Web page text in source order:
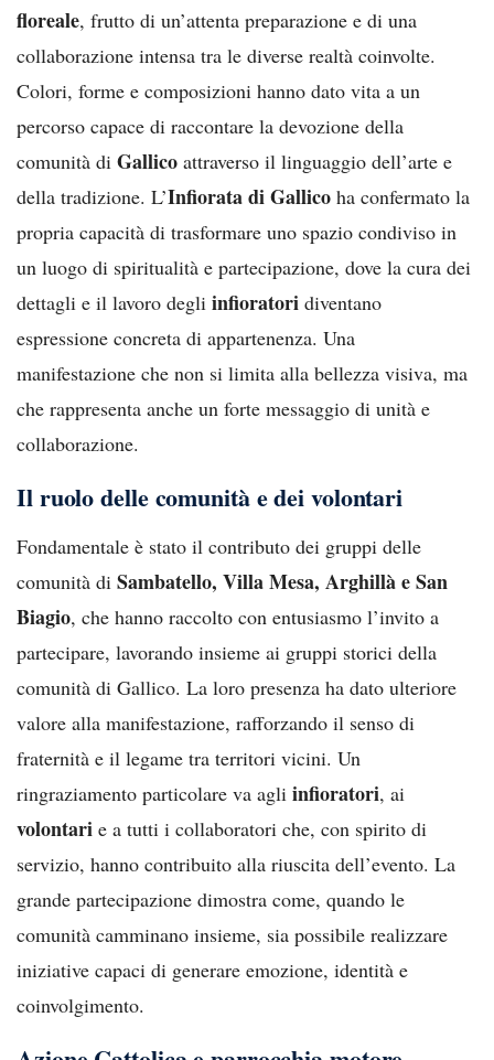
floreale, frutto di un’attenta preparazione e di una
collaborazione intensa tra le diverse realtà coinvolte.
Colori, forme e composizioni hanno dato vita a un
percorso capace di raccontare la devozione della
comunità di Gallico attraverso il linguaggio dell’arte e
della tradizione. L’Infiorata di Gallico ha confermato la
propria capacità di trasformare uno spazio condiviso in
un luogo di spiritualità e partecipazione, dove la cura dei
dettagli e il lavoro degli infioratori diventano
espressione concreta di appartenenza. Una
manifestazione che non si limita alla bellezza visiva, ma
che rappresenta anche un forte messaggio di unità e
collaborazione.
Il ruolo delle comunità e dei volontari
Fondamentale è stato il contributo dei gruppi delle
comunità di Sambatello, Villa Mesa, Arghillà e San
Biagio, che hanno raccolto con entusiasmo l’invito a
partecipare, lavorando insieme ai gruppi storici della
comunità di Gallico. La loro presenza ha dato ulteriore
valore alla manifestazione, rafforzando il senso di
fraternità e il legame tra territori vicini. Un
ringraziamento particolare va agli infioratori, ai
volontari e a tutti i collaboratori che, con spirito di
servizio, hanno contribuito alla riuscita dell’evento. La
grande partecipazione dimostra come, quando le
comunità camminano insieme, sia possibile realizzare
iniziative capaci di generare emozione, identità e
coinvolgimento.